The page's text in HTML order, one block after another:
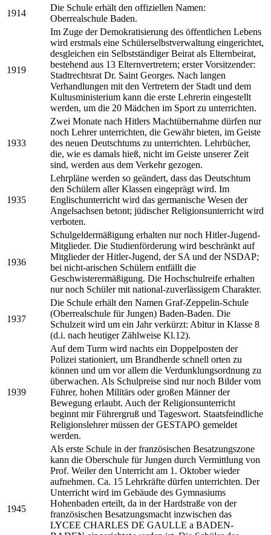
1914
Die Schule erhält den offiziellen Namen:
Oberrealschule Baden.
1919
Im Zuge der Demokratisierung des öffentlichen Lebens
wird erstmals eine Schülerselbstverwaltung eingerichtet,
desgleichen ein Selbstständiger Beirat als Elternbeirat,
bestehend aus 13 Elternvertretern; erster Vorsitzender:
Stadtrechtsrat Dr. Saint Georges. Nach langen
Verhandlungen mit den Vertretern der Stadt und dem
Kultusministerium kann die erste Lehrerin eingestellt
werden, um die 20 Mädchen im Sport zu unterrichten.
1933
Zwei Monate nach Hitlers Machtübernahme dürfen nur
noch Lehrer unterrichten, die Gewähr bieten, im Geiste
des neuen Deutschtums zu unterrichten. Lehrbücher,
die, wie es damals hieß, nicht im Geiste unserer Zeit
sind, werden aus dem Verkehr gezogen.
1935
Lehrpläne werden so geändert, dass das Deutschtum
den Schülern aller Klassen eingeprägt wird. Im
Englischunterricht wird das germanische Wesen der
Angelsachsen betont; jüdischer Religionsunterricht wird
verboten.
1936
Schulgeldermäßigung erhalten nur noch Hitler-Jugend-
Mitglieder. Die Studienförderung wird beschränkt auf
Mitglieder der Hitler-Jugend, der SA und der NSDAP;
bei nicht-arischen Schülern entfällt die
Geschwisterermäßigung. Die Hochschulreife erhalten
nur noch Schüler mit national-zuverlässigem Charakter.
1937
Die Schule erhält den Namen Graf-Zeppelin-Schule
(Oberrealschule für Jungen) Baden-Baden. Die
Schulzeit wird um ein Jahr verkürzt: Abitur in Klasse 8
(d.i. nach heutiger Zählweise Kl.12).
1939
Auf dem Turm wird nachts ein Doppelposten der
Polizei stationiert, um Brandherde schnell orten zu
können und um vor allem die Verdunklungsordnung zu
überwachen. Als Schulpreise sind nur noch Bilder vom
Führer, hohen Militärs oder großen Männer der
Bewegung erlaubt. Auch der Religionsunterricht
beginnt mir Führergruß und Tageswort. Staatsfeindliche
Religionslehrer müssen der GESTAPO gemeldet
werden.
1945
Als erste Schule in der französischen Besatzungszone
kann die Oberschule für Jungen durch Vermittlung von
Prof. Weiler den Unterricht am 1. Oktober wieder
aufnehmen. Ca. 15 Lehrkräfte dürfen unterrichten. Der
Unterricht wird im Gebäude des Gymnasiums
Hohenbaden erteilt, da in der Hardstraße von der
französischen Besatzungsmacht inzwischen das
LYCEE CHARLES DE GAULLE a BADEN-